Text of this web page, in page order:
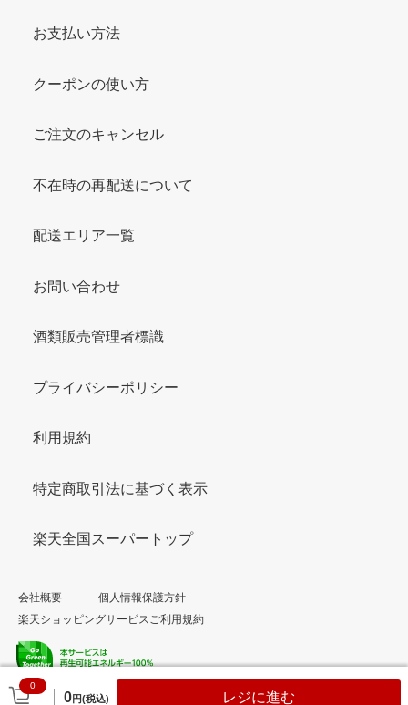
0
0円(税込) レジに進む
お支払い方法
クーポンの使い方
ご注文のキャンセル
不在時の再配送について
配送エリア一覧
お問い合わせ
酒類販売管理者標識
プライバシーポリシー
利用規約
特定商取引法に基づく表示
楽天全国スーパートップ
会社概要
個人情報保護方針
楽天ショッピングサービスご利用規約
© Rakuten Group, Inc.